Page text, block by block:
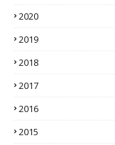
2020
2019
2018
2017
2016
2015